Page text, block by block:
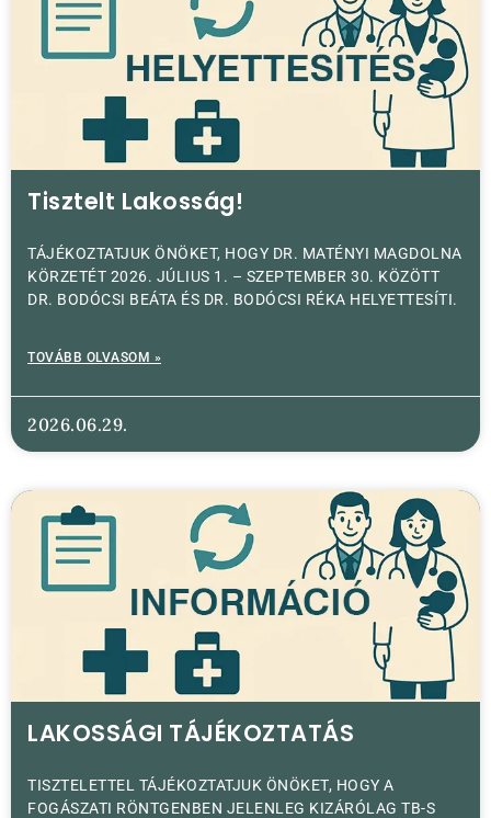
Tisztelt Lakosság!
TÁJÉKOZTATJUK ÖNÖKET, HOGY DR. MATÉNYI MAGDOLNA
KÖRZETÉT 2026. JÚLIUS 1. – SZEPTEMBER 30. KÖZÖTT
DR. BODÓCSI BEÁTA ÉS DR. BODÓCSI RÉKA HELYETTESÍTI.
TOVÁBB OLVASOM »
2026.06.29.
LAKOSSÁGI TÁJÉKOZTATÁS
TISZTELETTEL TÁJÉKOZTATJUK ÖNÖKET, HOGY A
FOGÁSZATI RÖNTGENBEN JELENLEG KIZÁRÓLAG TB-S